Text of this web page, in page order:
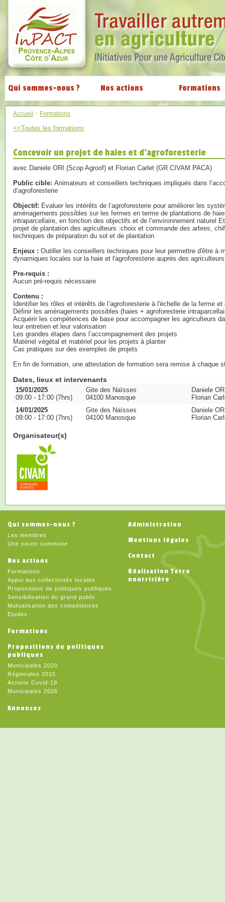
Qui sommes-nous ? Nos actions Formations
Accueil > Formations
<<Toutes les formations
Concevoir un projet de haies et d'agroforesterie
avec Daniele ORI (Scop Agroof) et Florian Carlet (GR CIVAM PACA)
Public cible: Animateurs et conseillers techniques impliqués dans
d’agroforesterie
Objectif: Evaluer les intérêts de l’agroforesterie pour améliorer les
aménagements possibles sur les fermes en terme de plantations de
intraparcellaire, en fonction des objectifs et de l’environnement naturel
projet de plantation des agriculteurs :choix et commande des arbres,
techniques de préparation du sol et de plantation
Enjeux : Outiller les conseillers techniques pour leur permettre d'être à
dynamiques locales sur la haie et l'agroforesterie auprès des
Pre-requis :
Aucun pré-requis nécessaire
Contenu :
Identifier les rôles et intérêts de l’agroforesterie à l'échelle de la ferme
Définir les aménagements possibles (haies + agroforesterie
Acquérir les compétences de base pour accompagner les agriculteurs
leur entretien et leur valorisation
Les grandes étapes dans l’accompagnement des projets
Matériel végétal et matériel pour les projets à planter
Cas pratiques sur des exemples de projets
En fin de formation, une attestation de formation sera remise à chaque
Dates, lieux et intervenants
15/01/2025
09:00 - 17:00 (7hrs)
Gite des Naïsses
04100 Manosque
Daniele
Florian
14/01/2025
09:00 - 17:00 (7hrs)
Gite des Naïsses
04100 Manosque
Daniele
Florian
Organisateur(s)
Qui sommes-nous ?
Les membres
Une vision commune
Nos actions
Formations
Appui aux collectivités locales
Propositions de politiques publiques
Sensibilisation du grand public
Mutualisation des compétences
Etudes
Formations
Propositions de politiques
publiques
Municipales 2020
Régionales 2015
Actions Covid-19
Municipales 2026
Annonces
Administration
Mentions légales
Contact
Réalisation Terre
nourricière